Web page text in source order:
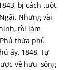
bị cách tuột,
Nhưng vài
rồi làm
thừa phủ
ấy. 1848, Tự
về hưu, sống